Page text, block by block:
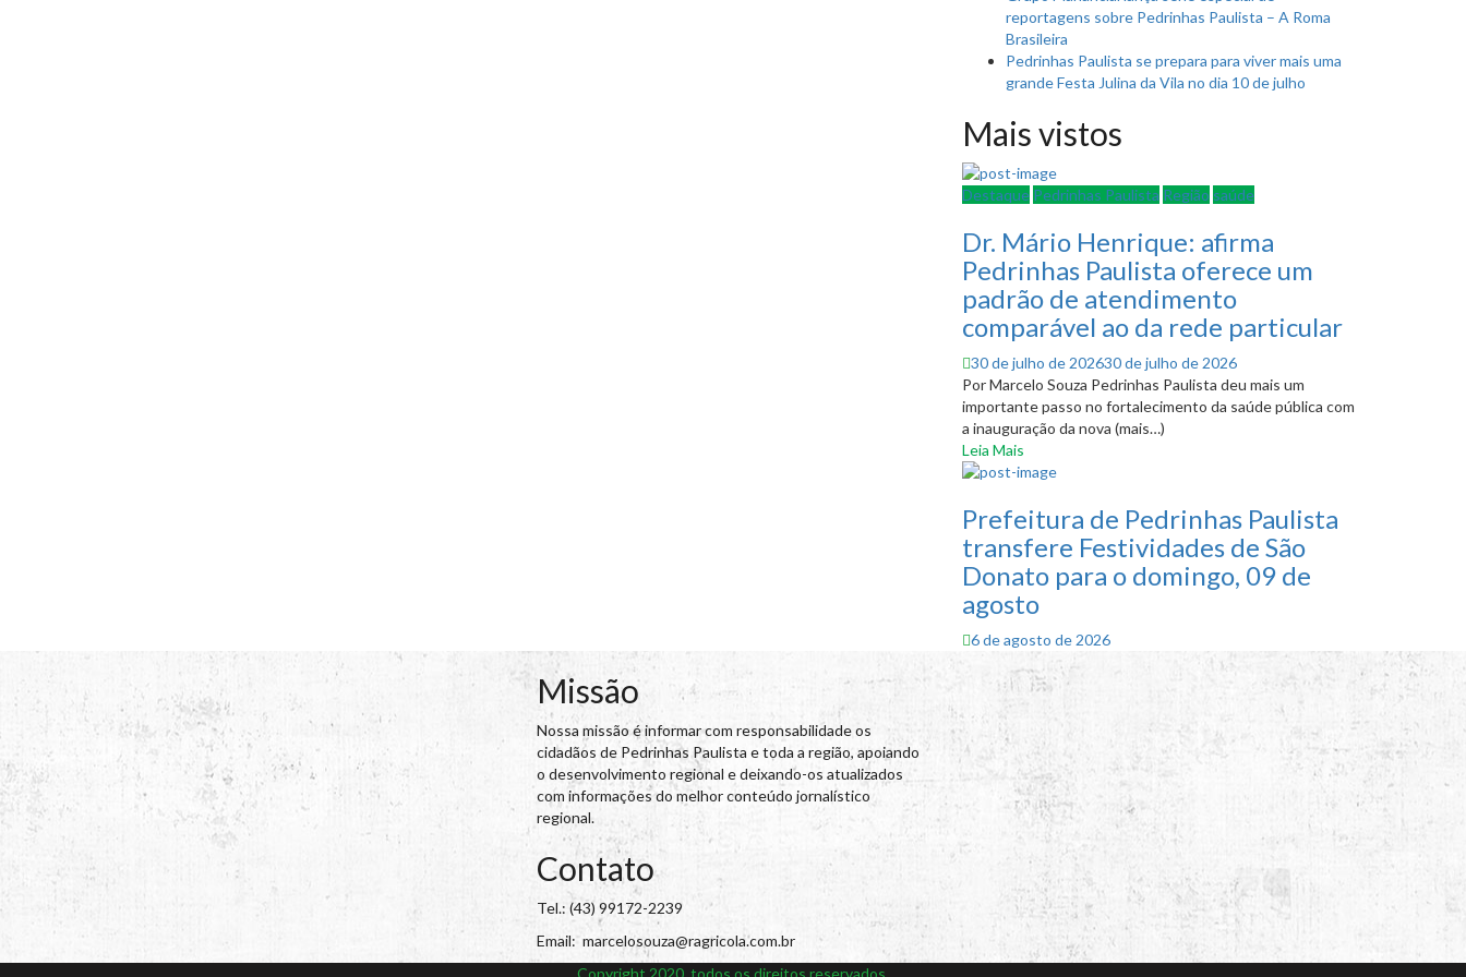
reportagens sobre Pedrinhas Paulista – A Roma
Brasileira
Pedrinhas Paulista se prepara para viver mais uma
grande Festa Julina da Vila no dia 10 de julho
Mais vistos
Destaque Pedrinhas Paulista Região saúde
Dr. Mário Henrique: afirma
Pedrinhas Paulista oferece um
padrão de atendimento
comparável ao da rede particular
Posted
on
30 de julho de 202630 de julho de 2026
Por Marcelo Souza Pedrinhas Paulista deu mais um
importante passo no fortalecimento da saúde pública com
a inauguração da nova (mais…)
Leia Mais
Prefeitura de Pedrinhas Paulista
transfere Festividades de São
Donato para o domingo, 09 de
agosto
Posted
6 de agosto de 2026
Missão
Nossa missão é informar com responsabilidade os
cidadãos de Pedrinhas Paulista e toda a região, apoiando
o desenvolvimento regional e deixando-os atualizados
com informações do melhor conteúdo jornalístico
regional.
Contato
Tel.: (43) 99172-2239
Email: marcelosouza@ragricola.com.br